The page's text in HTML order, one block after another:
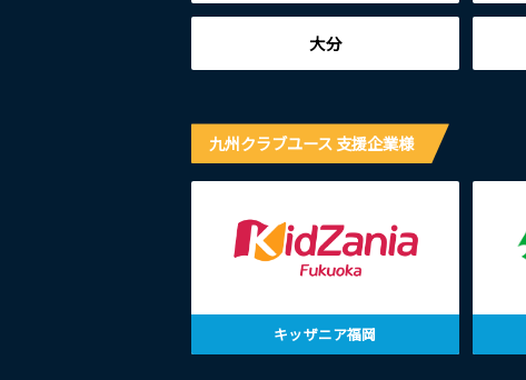
大分
九州クラブユース 支援企業様
キッザニア福岡